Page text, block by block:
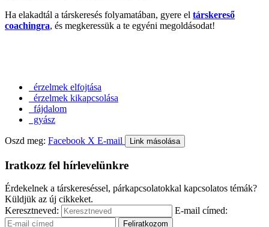
Ha elakadtál a társkeresés folyamatában, gyere el társkereső
coachingra, és megkeressük a te egyéni megoldásodat!
érzelmek elfojtása
érzelmek kikapcsolása
fájdalom
gyász
Oszd meg: Facebook X E-mail Link másolása
Iratkozz fel hírlevelünkre
Érdekelnek a társkereséssel, párkapcsolatokkal kapcsolatos témák?
Küldjük az új cikkeket.
Keresztneved:
E-mail címed: